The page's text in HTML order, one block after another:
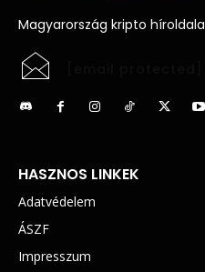
Magyarország kripto híroldala
HASZNOS LINKEK
Adatvédelem
ÁSZF
Impresszum